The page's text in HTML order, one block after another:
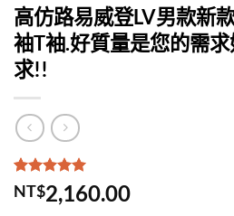
高仿路易威登LV男款新
袖T袖.好質量是您的需
求!!
評分5.00 /
5，已有
1
位
NT$2,160.00